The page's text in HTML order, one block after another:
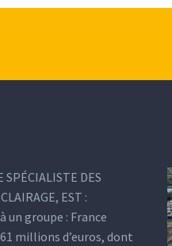
SPÉCIALISTE DES
EST :
un groupe : France
millions d’euros, dont